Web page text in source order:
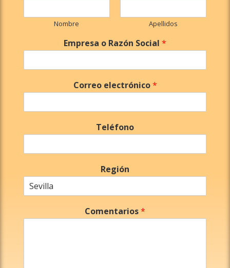
Nombre Apellidos
Empresa o Razón Social *
Correo electrónico*
Teléfono
Región
Comentarios*